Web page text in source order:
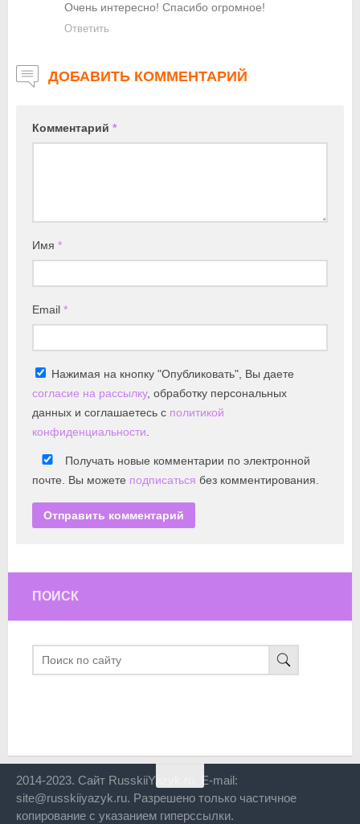
Очень интересно! Спасибо огромное!
Ответить
ДОБАВИТЬ КОММЕНТАРИЙ
Комментарий *
Имя *
Email *
Нажимая на кнопку "Опубликовать", Вы даете
согласие на рассылку, обработку персональных
данных и соглашаетесь с политикой
конфиденциальности.
Получать новые комментарии по электронной
почте. Вы можете подписаться без комментирования.
ПОИСК
2014-2023. Сайт RusskiiYazyk.ru. E-mail:
site@russkiiyazyk.ru. Разрешено только частичное
копирование с указанием гиперссылки.